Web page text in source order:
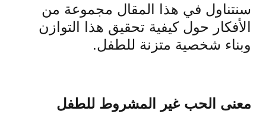
سنتناول في هذا المقال مجموعة من
الأفكار حول كيفية تحقيق هذا التوازن
وبناء شخصية متزنة للطفل.
معنى الحب غير المشروط للطفل